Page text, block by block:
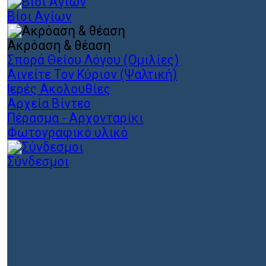
Βίοι Αγίων
Ακρόαση & θέαση
Σπορά Θείου Λόγου (Ομιλίες)
Αινείτε Τον Κύριον (Ψαλτική)
Ιερές Ακολουθίες
Αρχεία Βίντεο
Πέρασμα - Αρχονταρίκι
Φωτογραφικό υλικό
Σύνδεσμοι